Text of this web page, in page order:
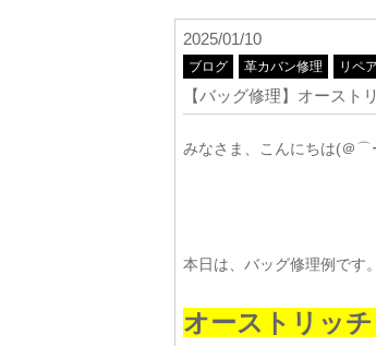
2025/01/10
ブログ 革カバン修理 リペ
【バッグ修理】オースト
みなさま、こんにちは(＠
本日は、バッグ修理例です。
オーストリッ